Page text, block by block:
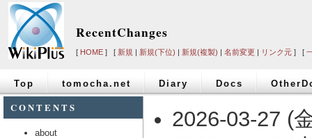
RecentChanges
[ HOME ] [ 新規 | 新規(下位) | 新規(複製) | 名前変更 | リンク元 ] [
Top tomocha.net Diary Docs
CONTENTS
about
2026-03-27 (